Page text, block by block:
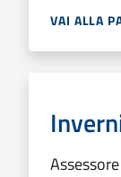
VAI ALLA
Assessore